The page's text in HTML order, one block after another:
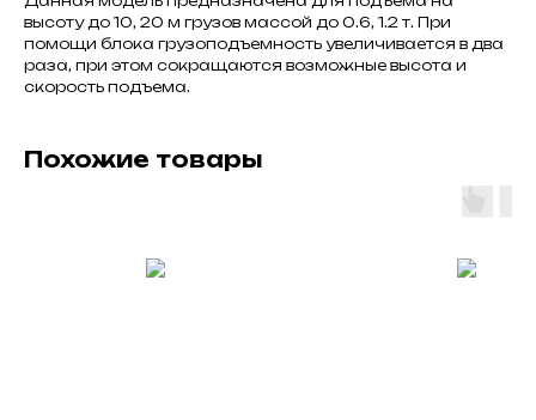
высоту до 10, 20 м грузов массой до 0.6, 1.2 т. При
помощи блока грузоподъемность увеличивается в два
раза, при этом сокращаются возможные высота и
скорость подъема.
Похожие товары